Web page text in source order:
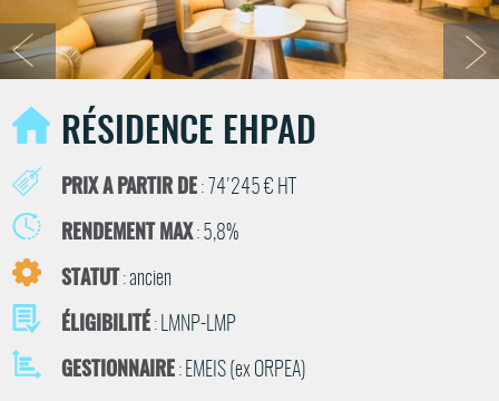
RÉSIDENCE EHPAD
PRIX A PARTIR DE : 74'245 € HT
RENDEMENT MAX: 5,8%
STATUT : ancien
ÉLIGIBILITÉ : LMNP-LMP
GESTIONNAIRE : EMEIS (ex ORPEA)